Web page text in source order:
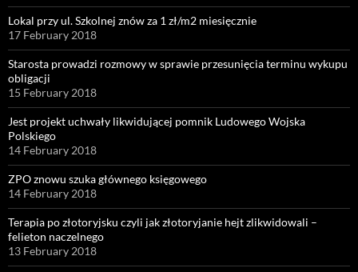
Lokal przy ul. Szkolnej znów za 1 zł/m2 miesięcznie
17 February 2018
Starosta prowadzi rozmowy w sprawie przesunięcia terminu wykupu
obligacji
15 February 2018
Jest projekt uchwały likwidującej pomnik Ludowego Wojska
Polskiego
14 February 2018
ZPO znowu szuka głównego księgowego
14 February 2018
Terapia po złotoryjsku czyli jak złotoryjanie hejt zlikwidowali –
felieton naczelnego
13 February 2018